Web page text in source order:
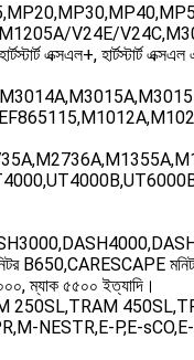
V24E/
এক্সএল+, হার্টস্টার্ট
B650,CARESCAPE
ম্যাক ৫৫০০ ইত্যাদি।
250SL,TRAM
NESTR,E-P,E-